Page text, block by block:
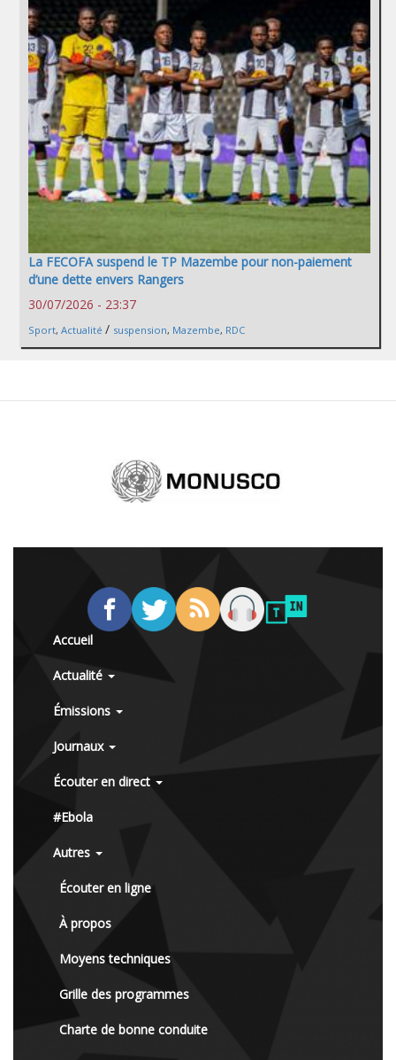
La FECOFA suspend le TP Mazembe pour non-paiement
d’une dette envers Rangers
30/07/2026 - 23:37
Sport, Actualité / suspension, Mazembe, RDC
Accueil
Actualité
Émissions
Journaux
Écouter en direct
#Ebola
Autres
Écouter en ligne
À propos
Moyens techniques
Grille des programmes
Charte de bonne conduite